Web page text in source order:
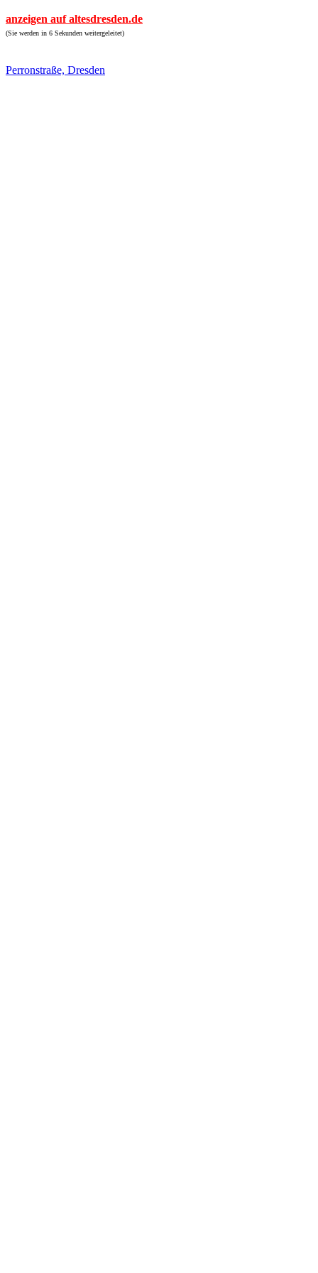
anzeigen auf altesdresden.de
(Sie werden in 6 Sekunden weitergeleitet)
Perronstraße, Dresden